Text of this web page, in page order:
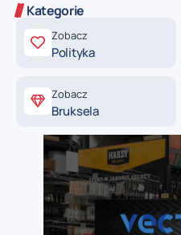
Kategorie
Zobacz
Polityka
Zobacz
Bruksela